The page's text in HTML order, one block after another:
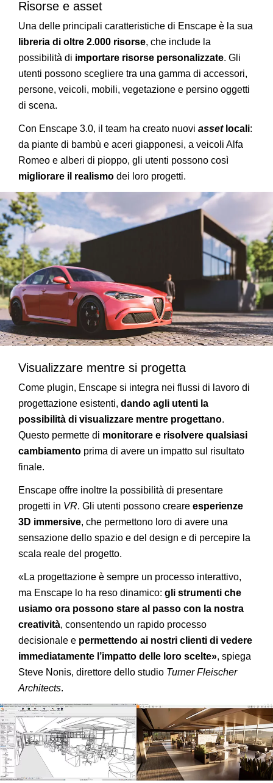
Risorse e asset
Una delle principali caratteristiche di Enscape è la sua
libreria di oltre 2.000 risorse, che include la
possibilità di importare risorse personalizzate. Gli
utenti possono scegliere tra una gamma di accessori,
persone, veicoli, mobili, vegetazione e persino oggetti
di scena.
Con Enscape 3.0, il team ha creato nuovi assetlocali:
da piante di bambù e aceri giapponesi, a veicoli Alfa
Romeo e alberi di pioppo, gli utenti possono così
migliorare il realismo dei loro progetti.
Visualizzare mentre si progetta
Come plugin, Enscape si integra nei flussi di lavoro di
progettazione esistenti, dando agli utenti la
possibilità di visualizzare mentre progettano.
Questo permette di monitorare e risolvere qualsiasi
cambiamento prima di avere un impatto sul risultato
finale.
Enscape offre inoltre la possibilità di presentare
progetti in VR. Gli utenti possono creare esperienze
3D immersive, che permettono loro di avere una
sensazione dello spazio e del design e di percepire la
scala reale del progetto.
«La progettazione è sempre un processo interattivo,
ma Enscape lo ha reso dinamico: gli strumenti che
usiamo ora possono stare al passo con la nostra
creatività, consentendo un rapido processo
decisionale e permettendo ai nostri clienti di vedere
immediatamente l’impatto delle loro scelte», spiega
Steve Nonis, direttore dello studio Turner Fleischer
Architects.